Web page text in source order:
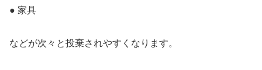
● 家具
などが次々と投棄されやすくなります。